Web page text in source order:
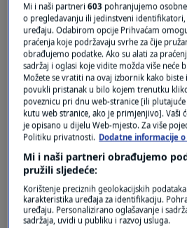
Oglas
Mi i naši partneri603 pohranjujemo
o pregledavanju ili jedinstveni
uređaju. Odabirom opcije Prihvaćam
praćenja koje podržavaju svrhe za čije
obrađujemo podatke. Ako su alati za
sadržaj i oglasi koje vidite možda više neće
Možete se vratiti na ovaj izbornik kako
povukli pristanak u bilo kojem trenutku
poveznicu pri dnu web-stranice [ili
kutu web stranice, ako je primjenjivo]. Vaši
je opisano u dijelu Web-mjesto. Za više
Politiku privatnosti. Dodatne informacije
Mi i naši partneri obrađujemo
pružili sljedeće:
Korištenje preciznih geolokacijskih
karakteristika uređaja za identifikaciju.
uređaju. Personalizirano oglašavanje i
sadržaja, uvidi u publiku i razvoj usluga.